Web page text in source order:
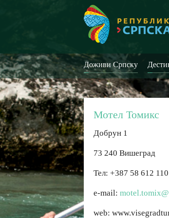
Доживи Српску
Мотел Томикс
Добрун 1
73 240 Вишеград
Тел: +387 58 612 110
e-mail:
web: